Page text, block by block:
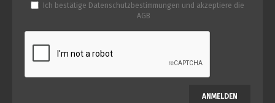
Ich bestätige Datenschutzbestimmungen und akzeptiere die
AGB
ANMELDEN